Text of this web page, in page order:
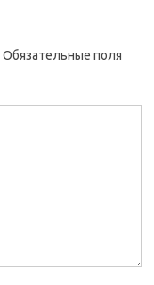
Обязательные поля